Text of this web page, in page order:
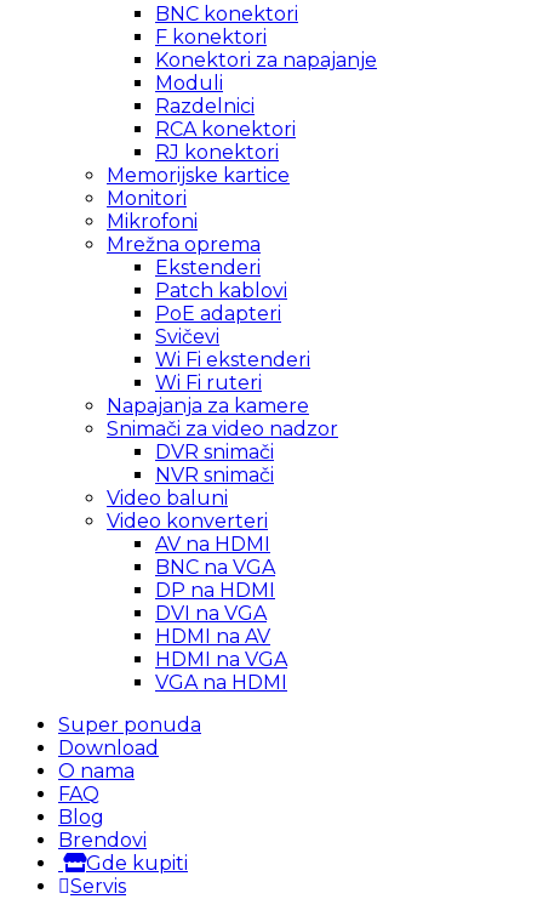
BNC konektori
F konektori
Konektori za napajanje
Moduli
Razdelnici
RCA konektori
RJ konektori
Memorijske kartice
Monitori
Mikrofoni
Mrežna oprema
Ekstenderi
Patch kablovi
PoE adapteri
Svičevi
Wi Fi ekstenderi
Wi Fi ruteri
Napajanja za kamere
Snimači za video nadzor
DVR snimači
NVR snimači
Video baluni
Video konverteri
AV na HDMI
BNC na VGA
DP na HDMI
DVI na VGA
HDMI na AV
HDMI na VGA
VGA na HDMI
Super ponuda
Download
O nama
FAQ
Blog
Brendovi
Gde kupiti
Servis